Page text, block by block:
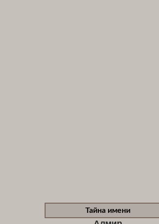
Тайна имени